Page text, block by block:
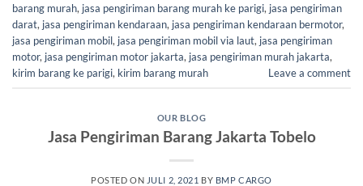
barang murah, jasa pengiriman barang murah ke parigi, jasa pengiriman
darat, jasa pengiriman kendaraan, jasa pengiriman kendaraan bermotor,
jasa pengiriman mobil, jasa pengiriman mobil via laut, jasa pengiriman
motor, jasa pengiriman motor jakarta, jasa pengiriman murah jakarta,
kirim barang ke parigi, kirim barang murah Leave a comment
OUR BLOG
Jasa Pengiriman Barang Jakarta Tobelo
POSTED ON JULI 2, 2021 BY BMP CARGO